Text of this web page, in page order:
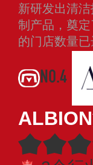
新研发出清
制产品，奠
的门店数量已
NO.4